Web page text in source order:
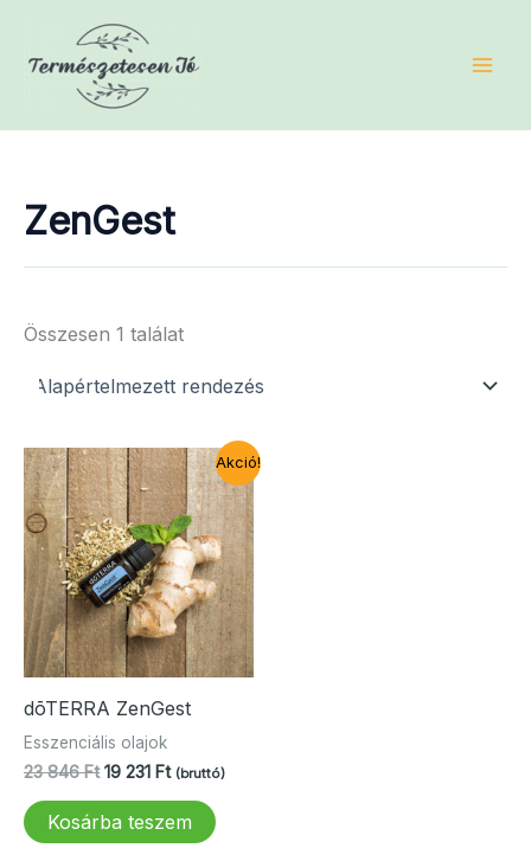
content
ZenGest
Összesen 1 találat
Akció!
dōTERRA ZenGest
Esszenciális olajok
23 846Ft Original
was:
23
19 231 FtCurrent
19
(bruttó)
Kosárba teszem